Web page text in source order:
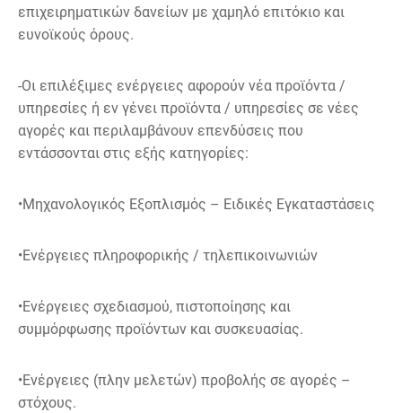
επιχειρηματικών δανείων με χαμηλό επιτόκιο και
ευνοϊκούς όρους.
-Οι επιλέξιμες ενέργειες αφορούν νέα προϊόντα /
υπηρεσίες ή εν γένει προϊόντα / υπηρεσίες σε νέες
αγορές και περιλαμβάνουν επενδύσεις που
εντάσσονται στις εξής κατηγορίες:
•Μηχανολογικός Εξοπλισμός – Ειδικές Εγκαταστάσεις
•Ενέργειες πληροφορικής / τηλεπικοινωνιών
•Ενέργειες σχεδιασμού, πιστοποίησης και
συμμόρφωσης προϊόντων και συσκευασίας.
•Ενέργειες (πλην μελετών) προβολής σε αγορές –
στόχους.